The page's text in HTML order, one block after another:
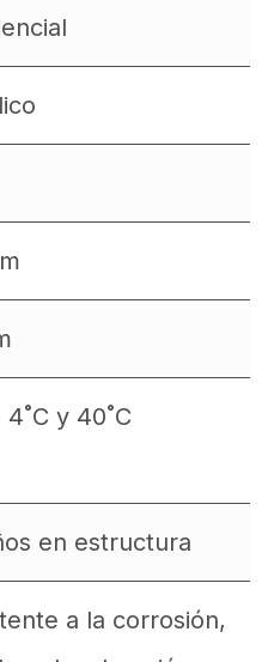
y 40˚C
en estructura
a la corrosión,